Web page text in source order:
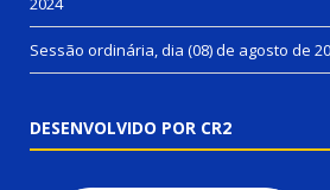
Sessão ordinária, dia (08) de agosto de
DESENVOLVIDO POR CR2